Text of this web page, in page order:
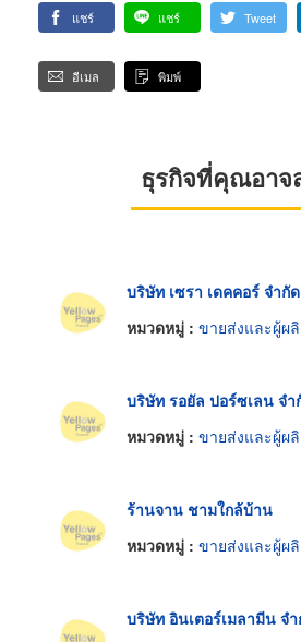
แชร์ แชร์ Tweet
อีเมล พิมพ์
ธุรกิจที่คุณอาจ
บริษัท เซรา เดคคอร์ จำกัด
หมวดหมู่ : ขายส่งและผู้ผ
บริษัท รอยัล ปอร์ซเลน จ
หมวดหมู่ : ขายส่งและผู้ผ
ร้านจาน ชามใกล้บ้าน
หมวดหมู่ : ขายส่งและผู้ผ
บริษัท อินเตอร์เมลามีน จ